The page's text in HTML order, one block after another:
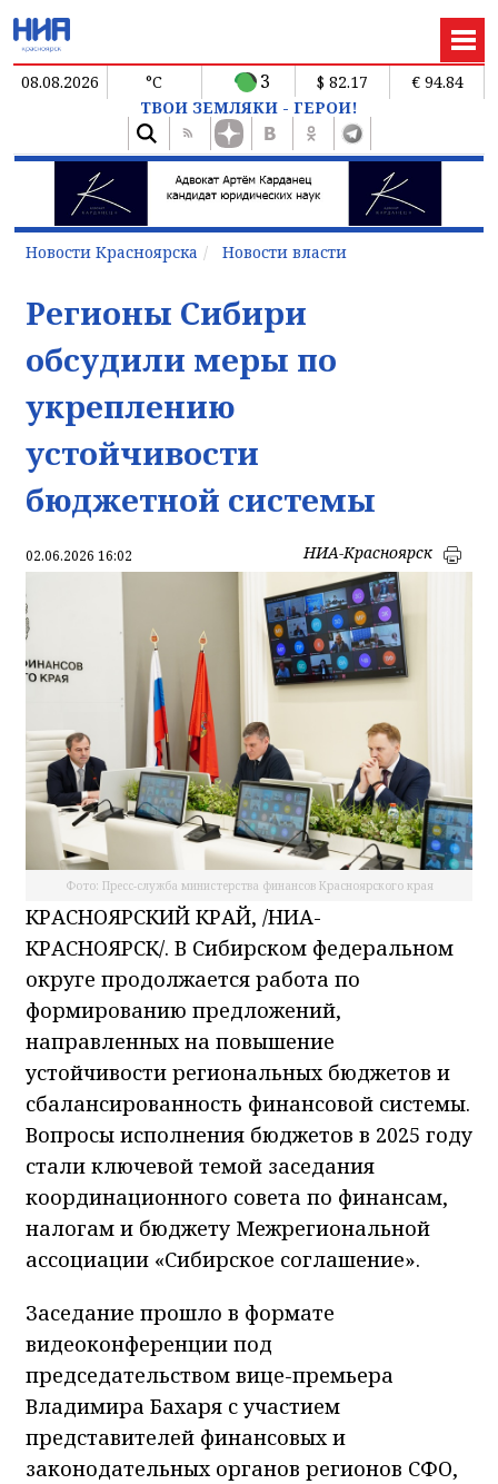
08.08.2026 °C 3 $ 82.17
€ 94.84
ТВОИ ЗЕМЛЯКИ - ГЕРОИ!
Новости Красноярска Новости власти
Регионы Сибири
обсудили меры по
укреплению
устойчивости
бюджетной системы
02.06.2026 16:02 НИА-Красноярск
Фото: Пресс-служба министерства финансов Красноярского края
КРАСНОЯРСКИЙ КРАЙ, /НИА-
КРАСНОЯРСК/. В Сибирском федеральном
округе продолжается работа по
формированию предложений,
направленных на повышение
устойчивости региональных бюджетов и
сбалансированность финансовой системы.
Вопросы исполнения бюджетов в 2025 году
стали ключевой темой заседания
координационного совета по финансам,
налогам и бюджету Межрегиональной
ассоциации «Сибирское соглашение».
Заседание прошло в формате
видеоконференции под
председательством вице-премьера
Владимира Бахаря с участием
представителей финансовых и
законодательных органов регионов СФО,